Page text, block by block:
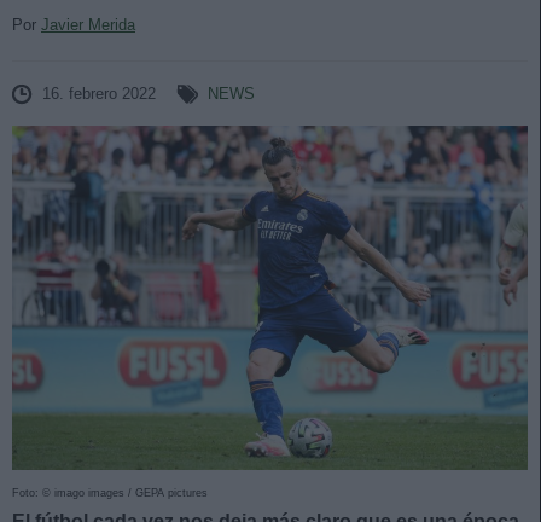
Por Javier Merida
16. febrero 2022 NEWS
Foto: © imago images / GEPA pictures